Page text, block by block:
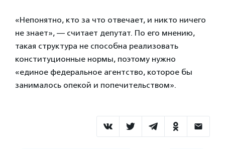
«Непонятно, кто за что отвечает, и никто ничего
не знает», — считает депутат. По его мнению,
такая структура не способна реализовать
конституционные нормы, поэтому нужно
«единое федеральное агентство, которое бы
занималось опекой и попечительством».